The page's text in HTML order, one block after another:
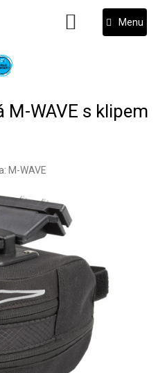
NÁKUPNÍ
KOŠÍK
M-WAVE s klipem
M-WAVE